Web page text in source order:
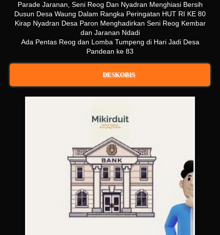
Parade Jaranan, Seni Reog Dan Nyadran Menghiasi Bersih
Dusun Desa Waung Dalam Rangka Peringatan HUT RI KE 80
Kirap Nyadran Desa Paron Menghadirkan Seni Reog Kembar
dan Jaranan Ndadi
Ada Pentas Reog dan Lomba Tumpeng di Hari Jadi Desa
Pandean ke 83
DESKOBIS